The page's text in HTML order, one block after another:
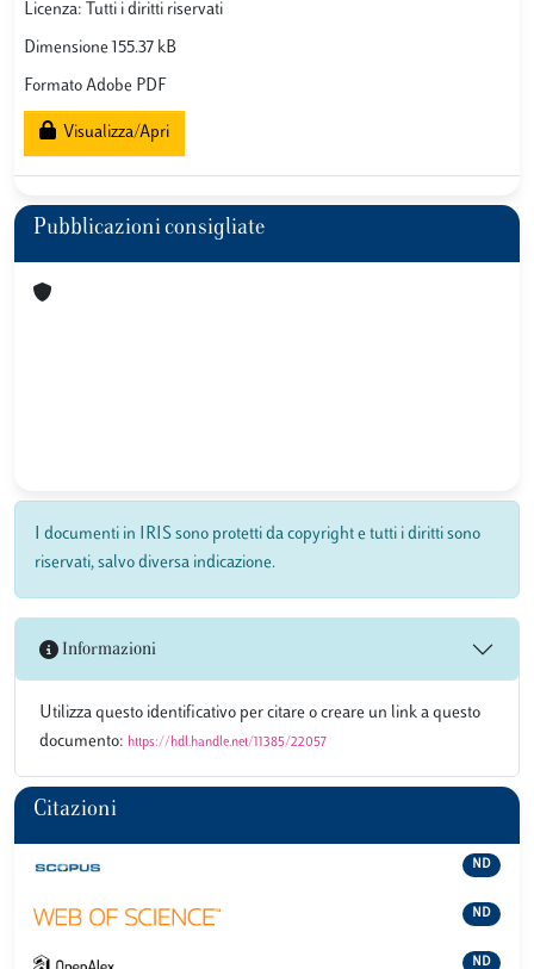
Licenza: Tutti i diritti riservati
Dimensione 155.37 kB
Formato Adobe PDF
Visualizza/Apri
Pubblicazioni consigliate
I documenti in IRIS sono protetti da copyright e tutti i diritti sono
riservati, salvo diversa indicazione.
Informazioni
Utilizza questo identificativo per citare o creare un link a questo
documento: https://hdl.handle.net/11385/22057
Citazioni
ND
ND
ND